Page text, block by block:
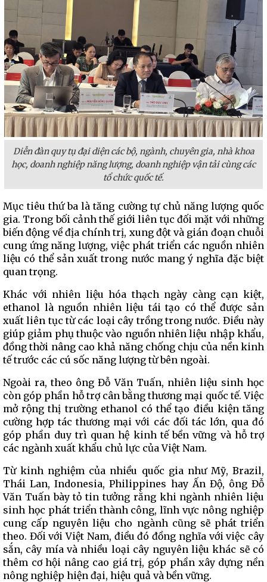
Diễn đàn quy tụ đại diện các bộ, ngành, chuyên gia, nhà khoa
học, doanh nghiệp năng lượng, doanh nghiệp vận tải cùng các
tổ chức quốc tế.
Mục tiêu thứ ba là tăng cường tự chủ năng lượng quốc
gia. Trong bối cảnh thế giới liên tục đối mặt với những
biến động về địa chính trị, xung đột và gián đoạn chuỗi
cung ứng năng lượng, việc phát triển các nguồn nhiên
liệu có thể sản xuất trong nước mang ý nghĩa đặc biệt
quan trọng.
Khác với nhiên liệu hóa thạch ngày càng cạn kiệt,
ethanol là nguồn nhiên liệu tái tạo có thể được sản
xuất liên tục từ các loại cây trồng trong nước. Điều này
giúp giảm phụ thuộc vào nguồn nhiên liệu nhập khẩu,
đồng thời nâng cao khả năng chống chịu của nền kinh
tế trước các cú sốc năng lượng từ bên ngoài.
Ngoài ra, theo ông Đỗ Văn Tuấn, nhiên liệu sinh học
còn góp phần hỗ trợ cân bằng thương mại quốc tế. Việc
mở rộng thị trường ethanol có thể tạo điều kiện tăng
cường hợp tác thương mại với các đối tác lớn, qua đó
góp phần duy trì quan hệ kinh tế bền vững và hỗ trợ
các ngành xuất khẩu chủ lực của Việt Nam.
Từ kinh nghiệm của nhiều quốc gia như Mỹ, Brazil,
Thái Lan, Indonesia, Philippines hay Ấn Độ, ông Đỗ
Văn Tuấn bày tỏ tin tưởng rằng khi ngành nhiên liệu
sinh học phát triển thành công, lĩnh vực nông nghiệp
cung cấp nguyên liệu cho ngành cũng sẽ phát triển
theo. Đối với Việt Nam, điều đó đồng nghĩa với việc cây
sắn, cây mía và nhiều loại cây nguyên liệu khác sẽ có
thêm cơ hội nâng cao giá trị, góp phần xây dựng nền
nông nghiệp hiện đại, hiệu quả và bền vững.